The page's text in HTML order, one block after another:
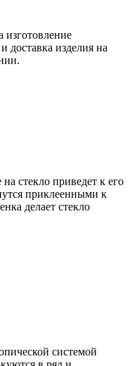
изготовление
доставка изделия на
стекло приведет к его
приклеенными к
делает стекло
системой